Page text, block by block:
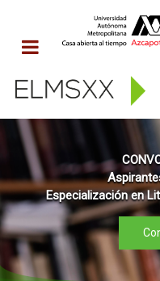
Especialización en